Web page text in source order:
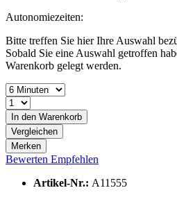
Autonomiezeiten:
Bitte treffen Sie hier Ihre Auswahl
Sobald Sie eine Auswahl getroffen
Warenkorb gelegt werden.
In den Warenkorb
Vergleichen
Merken
Bewerten Empfehlen
Artikel-Nr.: A11555